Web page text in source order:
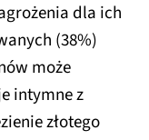
dla ich
(38%)
może
intymne z
złotego